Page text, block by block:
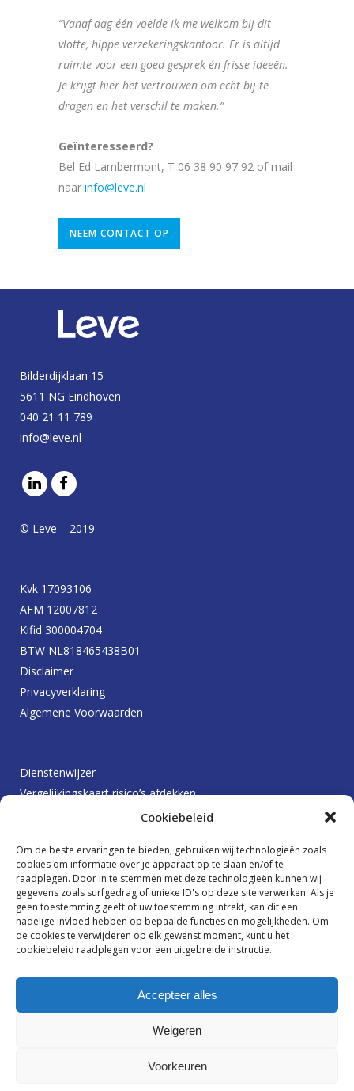
Cookiebeleid
Om de beste ervaringen te bieden, gebruiken wij technologieën zoals
cookies om informatie over je apparaat op te slaan en/of te
raadplegen. Door in te stemmen met deze technologieën kunnen wij
gegevens zoals surfgedrag of unieke ID's op deze site verwerken. Als je
geen toestemming geeft of uw toestemming intrekt, kan dit een
nadelige invloed hebben op bepaalde functies en mogelijkheden. Om
de cookies te verwijderen op elk gewenst moment, kunt u het
cookiebeleid raadplegen voor een uitgebreide instructie.
Accepteer alles
Weigeren
Voorkeuren
“Vanaf dag één voelde ik me welkom bij dit
vlotte, hippe verzekeringskantoor. Er is altijd
ruimte voor een goed gesprek én frisse ideeën.
Je krijgt hier het vertrouwen om echt bij te
dragen en het verschil te maken.”
Geïnteresseerd?
Bel Ed Lambermont, T 06 38 90 97 92 of mail
naar info@leve.nl
NEEM CONTACT OP
Bilderdijklaan 15
5611 NG Eindhoven
040 21 11 789
info@leve.nl
© Leve – 2019
Kvk 17093106
AFM 12007812
Kifid 300004704
BTW NL818465438B01
Disclaimer
Privacyverklaring
Algemene Voorwaarden
Dienstenwijzer
Vergelijkingskaart risico’s afdekken
Protocol betalingsachterstanden
Beloningsbeleid
Ik wil graag op de hoogte blijven